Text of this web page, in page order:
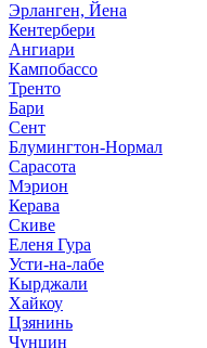
Эрланген, Йена
Кентербери
Ангиари
Кампобассо
Тренто
Бари
Сент
Блумингтон-Нормал
Сарасота
Мэрион
Керава
Скиве
Еленя Гура
Усти-на-лабе
Кырджали
Хайкоу
Цзянинь
Чунцин